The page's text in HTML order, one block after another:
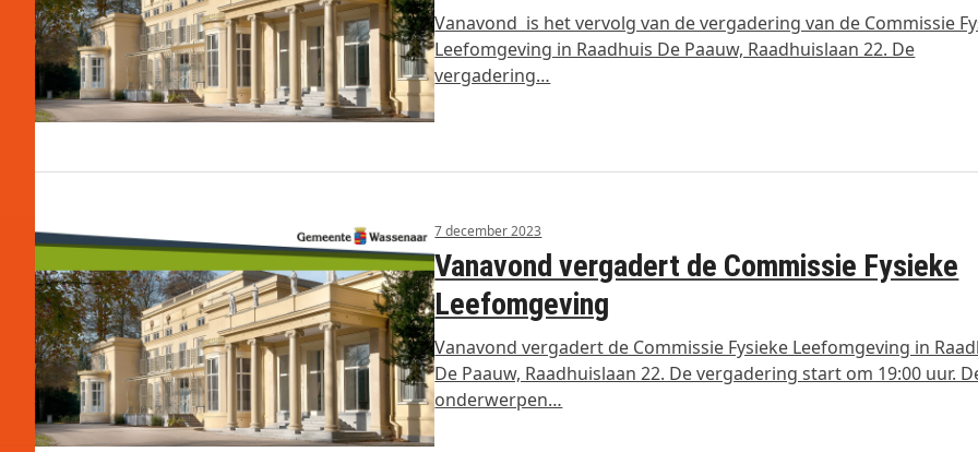
Vanavond is het vervolg van de vergadering van de Commissie
Leefomgeving in Raadhuis De Paauw, Raadhuislaan 22. De
vergadering…
7 december 2023
Vanavond vergadert de Commissie Fysieke
Leefomgeving
Vanavond vergadert de Commissie Fysieke Leefomgeving in
De Paauw, Raadhuislaan 22. De vergadering start om 19:00 uur.
onderwerpen…